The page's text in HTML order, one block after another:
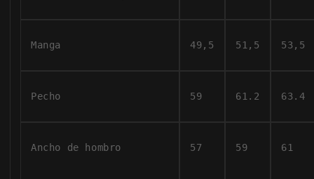
Manga 49,5 51,5 53,5
Pecho 59 61.2 63.4
Ancho de hombro 57 59 61